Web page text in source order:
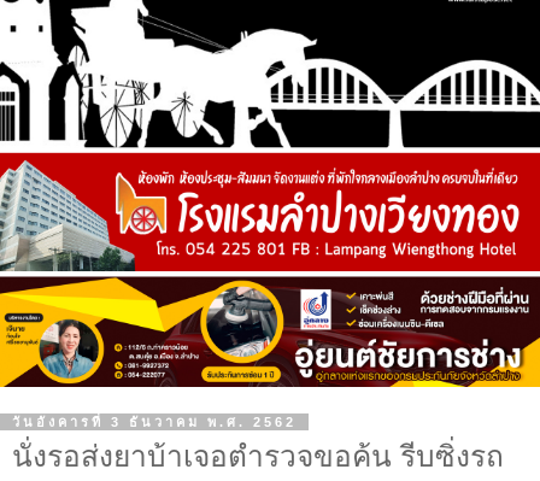
วันอังคารที่ 3 ธันวาคม พ.ศ. 2562
นั่งรอส่งยาบ้าเจอตำรวจขอค้น รีบซิ่งรถ